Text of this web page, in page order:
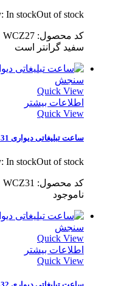
In stockOut of stock
کد محصول: WCZ27
سفید گرانتر است
سنجش
Quick View
اطلاعات بیشتر
Quick View
ساعت تبلیغاتی دیواری WCZ31
In stockOut of stock
کد محصول: WCZ31
ناموجود
سنجش
Quick View
اطلاعات بیشتر
Quick View